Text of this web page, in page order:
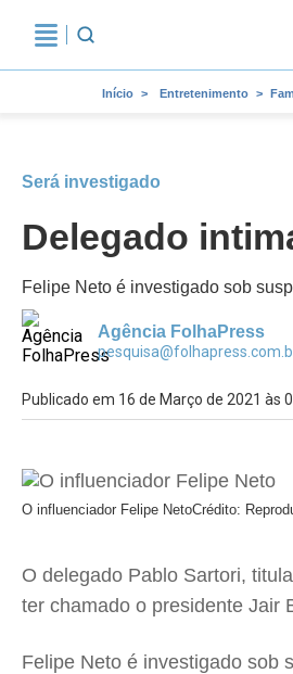
Início Entretenimento
Será investigado
Delegado
Felipe Neto é investigado sob
Agência FolhaPress
Publicado em 16 de Março de 2021 às
O influenciador Felipe NetoCrédito:
O delegado Pablo Sartori,
ter chamado o presidente Jair
Felipe Neto é investigado sob